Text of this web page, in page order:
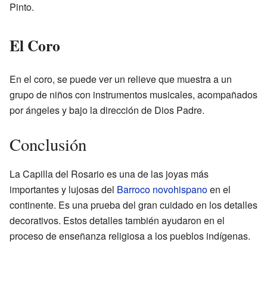
Pinto.
El Coro
En el coro, se puede ver un relieve que muestra a un
grupo de niños con instrumentos musicales, acompañados
por ángeles y bajo la dirección de Dios Padre.
Conclusión
La Capilla del Rosario es una de las joyas más
importantes y lujosas del Barroco novohispanoen el
continente. Es una prueba del gran cuidado en los detalles
decorativos. Estos detalles también ayudaron en el
proceso de enseñanza religiosa a los pueblos indígenas.